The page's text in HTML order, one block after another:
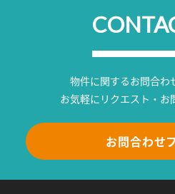
物件に関するお問合わ
お気軽にリクエスト・お
お問合わせ